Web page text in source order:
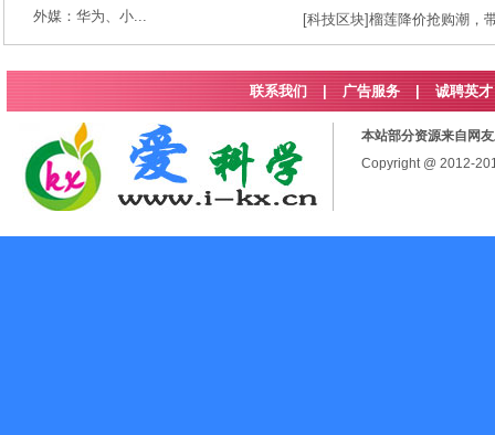
外媒：华为、小...
[科技区块]榴莲降价抢购潮，
联系我们 广告服务 | 诚聘英才
本站部分资源来自网
Copyright @ 2012-